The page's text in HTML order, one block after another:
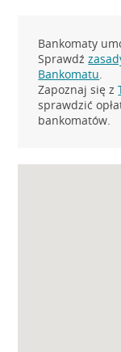
Bankomaty
Sprawdź
Bankomatu.
Zapoznaj się z
sprawdzić
bankomatów.